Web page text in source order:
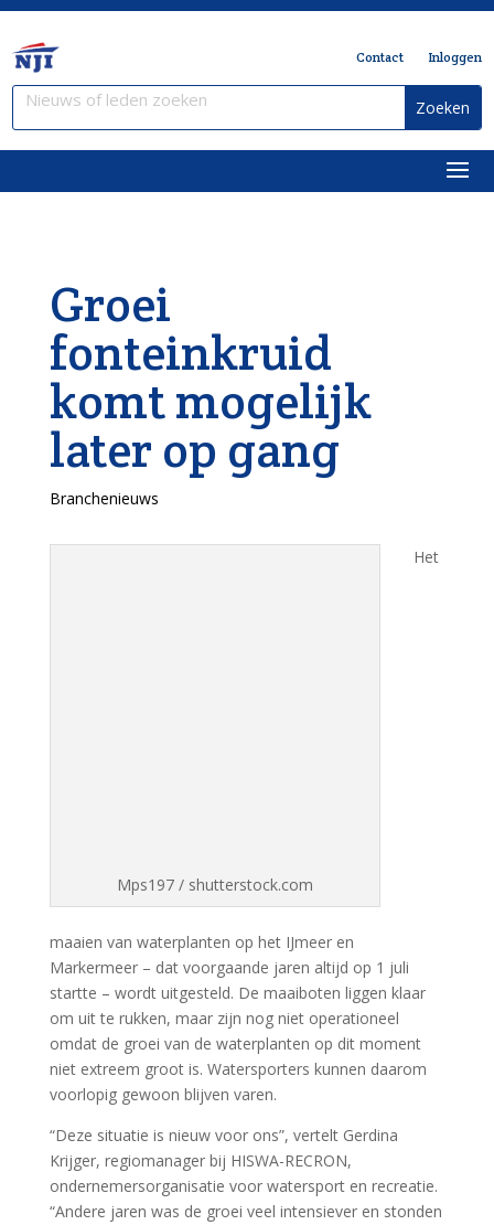
Contact Inloggen
Groei
fonteinkruid
komt mogelijk
later op gang
Branchenieuws
Mps197 / shutterstock.com
Het
maaien van waterplanten op het IJmeer en
Markermeer – dat voorgaande jaren altijd op 1 juli
startte – wordt uitgesteld. De maaiboten liggen klaar
om uit te rukken, maar zijn nog niet operationeel
omdat de groei van de waterplanten op dit moment
niet extreem groot is. Watersporters kunnen daarom
voorlopig gewoon blijven varen.
“Deze situatie is nieuw voor ons”, vertelt Gerdina
Krijger, regiomanager bij HISWA-RECRON,
ondernemersorganisatie voor watersport en recreatie.
“Andere jaren was de groei veel intensiever en stonden